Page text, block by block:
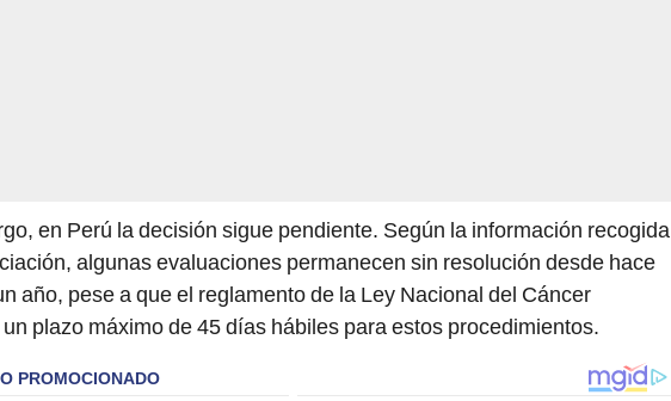
en Perú la decisión sigue pendiente. Según la información recogida
algunas evaluaciones permanecen sin resolución desde hace
año, pese a que el reglamento de la Ley Nacional del Cáncer
plazo máximo de 45 días hábiles para estos procedimientos.